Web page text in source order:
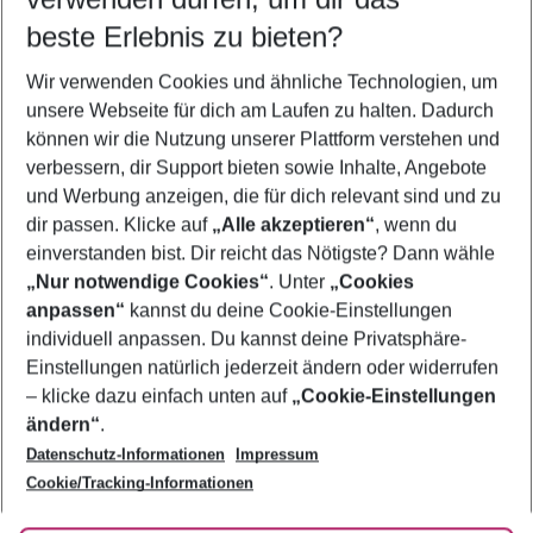
5-8 Nächte
2 Erwachsene Keine Kinder
Mehr Filter anzeigen
Footer
Footer navigation
Über uns
AGB
Bestpreisgarantie
Cookie-Einstellungen ändern
Cookie-Richtlinie
Agenturbetreuung
Barrierefreies Reisen
Folge uns
beste Erlebnis zu bieten?
Wir verwenden Cookies und ähnliche Technologien, um
unsere Webseite für dich am Laufen zu halten. Dadurch
können wir die Nutzung unserer Plattform verstehen und
verbessern, dir Support bieten sowie Inhalte, Angebote
und Werbung anzeigen, die für dich relevant sind und zu
dir passen. Klicke auf „Alle akzeptieren“, wenn du
einverstanden bist. Dir reicht das Nötigste? Dann wähle
„Nur notwendige Cookies“. Unter „Cookies
anpassen“ kannst du deine Cookie-Einstellungen
individuell anpassen. Du kannst deine Privatsphäre-
Einstellungen natürlich jederzeit ändern oder widerrufen
– klicke dazu einfach unten auf „Cookie-Einstellungen
ändern“.
Datenschutz-Informationen
Impressum
Cookie/Tracking-Informationen